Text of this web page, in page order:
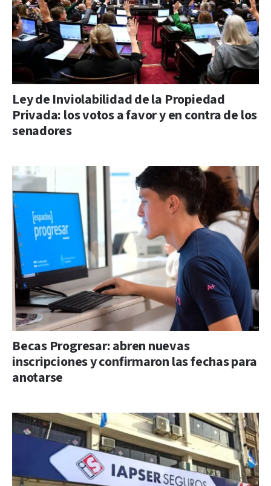
Ley de Inviolabilidad de la Propiedad
Privada: los votos a favor y en contra de los
senadores
Becas Progresar: abren nuevas
inscripciones y confirmaron las fechas para
anotarse